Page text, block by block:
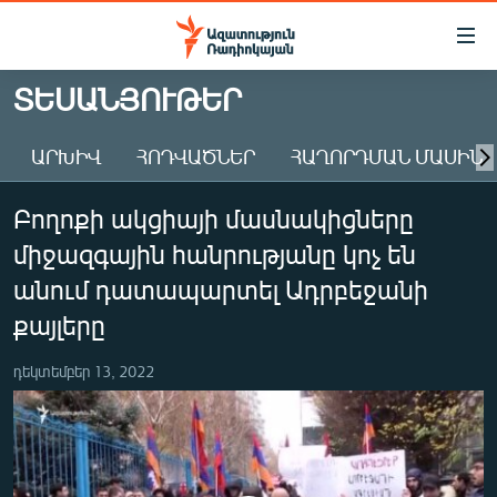
Մատչելիության
Անցնել
հիմնական
Անցնել
հիմնական
մենյուին
Որոնում
ԱԶԱՏՈՒԹՅՈՒՆ TV
ՀԱՅԱՍՏԱՆ
ԸՆՏՐՈՒԹՅՈՒՆՆԵՐ 2026
ԻՐԱՎՈՒՆՔ
ՀԱՍԱՐԱԿՈՒԹՅՈՒՆ
ՂԱՐԱԲԱՂ
ՊԱՏԵՐԱԶՄԻ 6 ՇԱԲԱԹՆԵՐԸ
ՏԱՐԱԾԱՇՐՋԱՆ
ՏԵՍԱՆՅՈՒԹԵՐ
ԱՐԽԻՎ ՀՈԴՎԱԾՆԵՐ ՀԱՂՈՐԴՄԱՆ ՄԱՍԻՆ
Բողոքի ակցիայի մասնակիցները
միջազգային հանրությանը կոչ են
անում դատապարտել Ադրբեջանի
քայլերը
դեկտեմբեր 13, 2022